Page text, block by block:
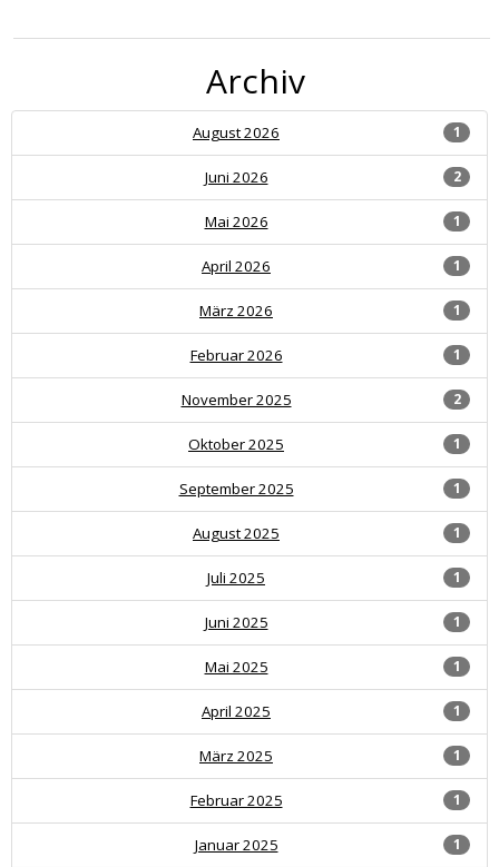
Archiv
1
August 2026
2
Juni 2026
1
Mai 2026
1
April 2026
1
März 2026
1
Februar 2026
2
November 2025
1
Oktober 2025
1
September 2025
1
August 2025
1
Juli 2025
1
Juni 2025
1
Mai 2025
1
April 2025
1
März 2025
1
Februar 2025
1
Januar 2025